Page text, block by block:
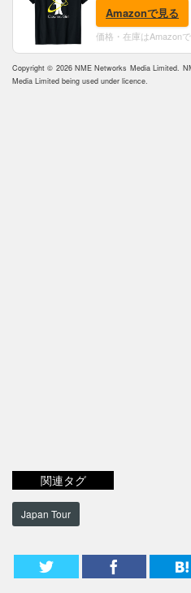
Amazonで見る
価格・在庫はAmazon
Copyright © 2026 NME Networks Media Limited.
Media Limited being used under licence.
関連タグ
Japan Tour